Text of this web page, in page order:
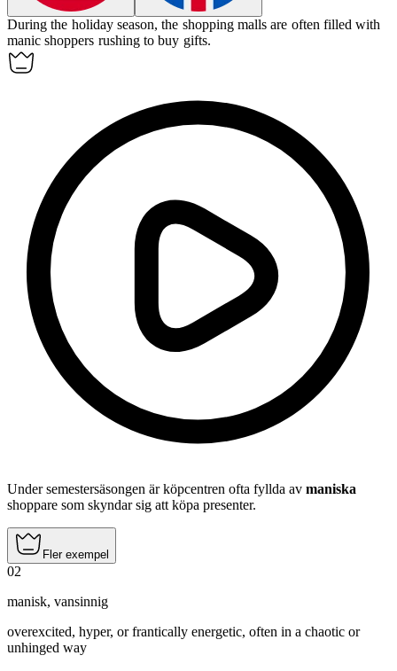
During the holiday season, the shopping malls are often filled with
manic shoppers rushing to buy gifts.
Under semestersäsongen är köpcentren ofta fyllda av maniska
shoppare som skyndar sig att köpa presenter.
Fler exempel
02
manisk, vansinnig
overexcited, hyper, or frantically energetic, often in a chaotic or
unhinged way